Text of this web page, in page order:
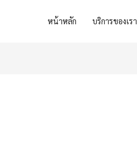
หน้าหลัก บริการของเรา